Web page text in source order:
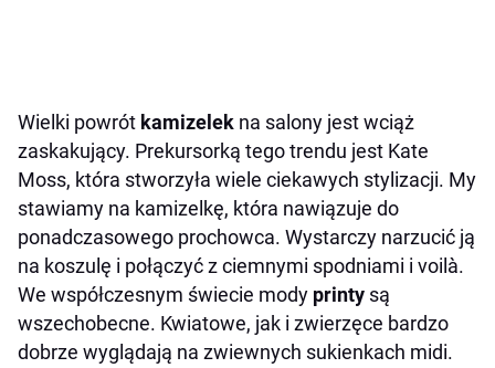
Wielki powrót kamizelek na salony jest wciąż
zaskakujący. Prekursorką tego trendu jest Kate
Moss, która stworzyła wiele ciekawych stylizacji. My
stawiamy na kamizelkę, która nawiązuje do
ponadczasowego prochowca. Wystarczy narzucić ją
na koszulę i połączyć z ciemnymi spodniami i voilà.
We współczesnym świecie mody printy są
wszechobecne. Kwiatowe, jak i zwierzęce bardzo
dobrze wyglądają na zwiewnych sukienkach midi.